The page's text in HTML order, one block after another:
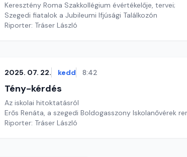
Keresztény Roma Szakkollégium évértékelője, tervei;
Szegedi fiatalok a Jubileumi Ifjúsági Találkozón
Riporter: Tráser László
2025. 07. 22. kedd 8:42
Tény-kérdés
Az iskolai hitoktatásról
Erős Renáta, a szegedi Boldogasszony Iskolanővérek
Riporter: Tráser László